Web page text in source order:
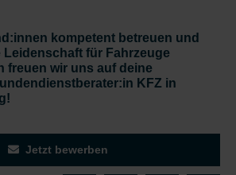
kompetent betreuen und
für Fahrzeuge
freuen wir uns auf deine
KFZ in
Jetzt bewerben